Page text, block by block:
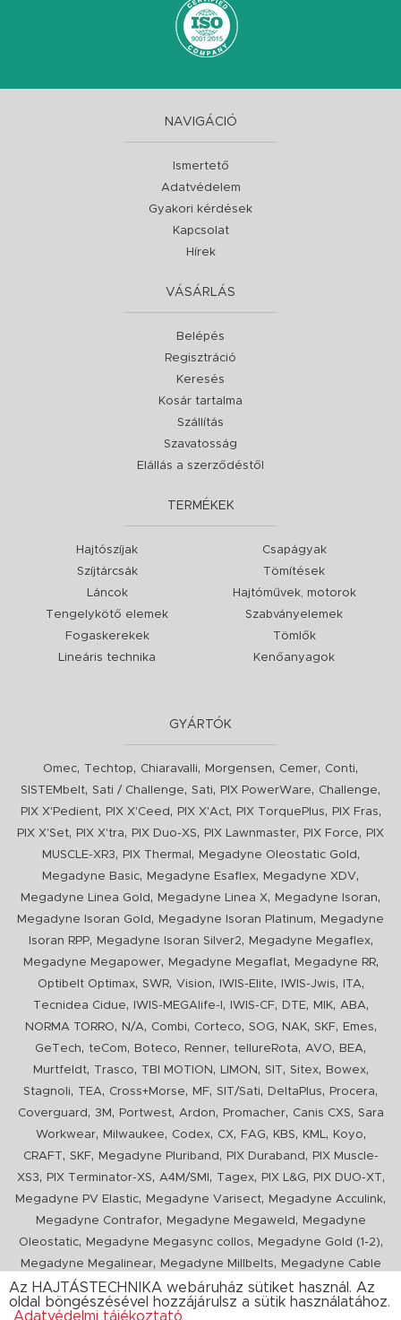
NAVIGÁCIÓ
Ismertető
Adatvédelem
Gyakori kérdések
Kapcsolat
Hírek
VÁSÁRLÁS
Belépés
Regisztráció
Keresés
Kosár tartalma
Szállítás
Szavatosság
Elállás a szerződéstől
TERMÉKEK
Hajtószíjak
Szíjtárcsák
Láncok
Tengelykötő elemek
Fogaskerekek
Lineáris technika
Csapágyak
Tömítések
Hajtóművek, motorok
Szabványelemek
Tömlők
Kenőanyagok
GYÁRTÓK
Omec, Techtop, Chiaravalli, Morgensen, Cemer, Conti,
SISTEMbelt, Sati / Challenge, Sati, PIX PowerWare, Challenge,
PIX X'Pedient, PIX X'Ceed , PIX X'Act, PIX TorquePlus, PIX Fras,
PIX X'Set, PIX X'tra, PIX Duo-XS, PIX Lawnmaster, PIX Force,
PIX
MUSCLE-XR3, PIX Thermal , Megadyne Oleostatic Gold ,
Megadyne Basic, Megadyne Esaflex, Megadyne XDV,
Megadyne Linea Gold , Megadyne Linea X, Megadyne Isoran,
Megadyne Isoran Gold , Megadyne Isoran Platinum,
Megadyne
Isoran RPP, Megadyne Isoran Silver2, Megadyne Megaflex,
Megadyne Megapower, Megadyne Megaflat, Megadyne RR,
Optibelt Optimax, SWR, Vision, IWIS-Elite, IWIS-Jwis, ITA,
Tecnidea Cidue, IWIS-MEGAlife-I , IWIS-CF, DTE, MIK, ABA,
NORMA TORRO, N/A, Combi, Corteco, SOG, NAK, SKF, Emes,
GeTech, teCom, Boteco, Renner, tellureRota, AVO, BEA,
Murtfeldt, Trasco, TBI MOTION , LIMON , SIT, Sitex, Bowex,
Stagnoli, TEA, Cross+Morse, MF, SIT/Sati, DeltaPlus, Procera,
Coverguard , 3M , Portwest, Ardon, Promacher, Canis CXS, Sara
Workwear, Milwaukee, Codex, CX, FAG, KBS, KML, Koyo,
CRAFT, SKF, Megadyne Pluriband , PIX Duraband ,
PIX Muscle-
XS3, PIX Terminator-XS, A4M/SMI , Tagex, PIX L&G, PIX DUO-XT,
Megadyne PV Elastic, Megadyne Varisect, Megadyne Acculink,
Megadyne Contrafor, Megadyne Megaweld ,
Megadyne
Oleostatic, Megadyne Megasync collos, Megadyne Gold (1-2),
Megadyne Megalinear, Megadyne Millbelts,
Megadyne Cable
Pull, PIX X'Ceed,Megadyne Pull Down, Optibelt VB,Mitsuboshi
ConCar,Megadyne Megarib ,PIX HARVESTER,Urgent
Az HAJTÁSTECHNIKA webáruház sütiket használ. Az
oldal böngészésével hozzájárulsz a sütik használatához.
Adatvédelmi tájékoztató